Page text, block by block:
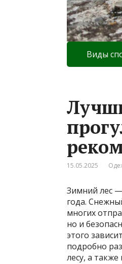
Виды
15.05.2025
Зимний лес
года.
многих
но и
этого
подробно
лесу, а